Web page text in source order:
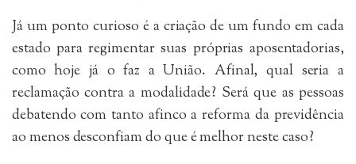
Já um ponto curioso é a criação de um fundo em cada
estado para regimentar suas próprias aposentadorias,
como hoje já o faz a União. Afinal, qual seria a
reclamação contra a modalidade? Será que as pessoas
debatendo com tanto afinco a reforma da previdência
ao menos desconfiam do que é melhor neste caso?